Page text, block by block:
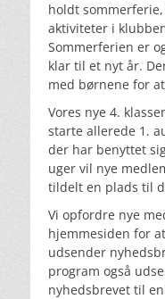
holdt
aktiviteter i
Sommerferien er
klar til et nyt år.
med børnene for
Vores nye 4.
starte allerede 1.
der har benyttet
uger vil nye
tildelt en plads til
Vi opfordre nye
hjemmesiden for
udsender
program også
nyhedsbrevet til